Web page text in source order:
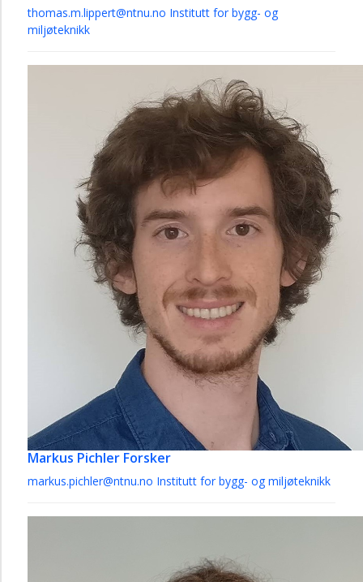
thomas.m.lippert@ntnu.no Institutt for bygg- og
miljøteknikk
Markus Pichler Forsker
markus.pichler@ntnu.no Institutt for bygg- og miljøteknikk